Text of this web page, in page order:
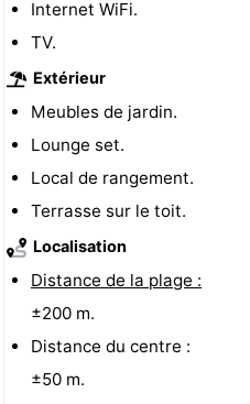
Internet WiFi.
TV.
Extérieur
Meubles de jardin.
Lounge set.
Local de rangement.
Terrasse sur le toit.
Localisation
Distance de la plage :
±200 m.
Distance du centre :
±50 m.